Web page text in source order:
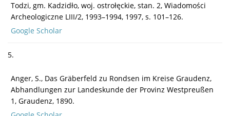
Todzi, gm. Kadzidło, woj. ostrołęckie, stan. 2, Wiadomości
Archeologiczne LIII/2, 1993–1994, 1997, s. 101–126.
Google Scholar
5.
Anger, S., Das Gräberfeld zu Rondsen im Kreise Graudenz,
Abhandlungen zur Landeskunde der Provinz Westpreußen
1, Graudenz, 1890.